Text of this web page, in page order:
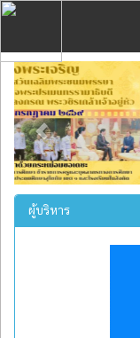
Previous
ผู้บริหาร